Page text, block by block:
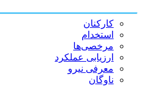
کارکنان
استخدام
مرخصی‌ها
ارزیابی عملکرد
معرفی نیرو
ناوگان